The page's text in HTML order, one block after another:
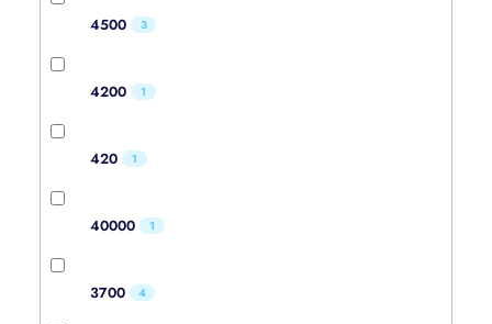
4500 3
4200 1
420 1
40000 1
3700 4